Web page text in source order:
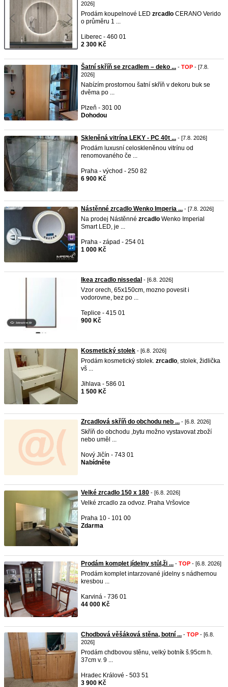
2026]
Prodám koupelnové LED zrcadlo CERANO Verido
o průměru 1 ...
Liberec - 460 01
2 300 Kč
Šatní skříň se zrcadlem – deko ... - TOP - [7.8.
2026]
Nabízím prostornou šatní skříň v dekoru buk se
dvěma po ...
Plzeň - 301 00
Dohodou
Skleněná vitrína LEKY - PC 40t ... - [7.8. 2026]
Prodám luxusní celoskleněnou vitrínu od
renomovaného če ...
Praha - východ - 250 82
6 900 Kč
Nástěnné zrcadlo Wenko Imperia ... - [7.8. 2026]
Na prodej Nástěnné zrcadlo Wenko Imperial
Smart LED, je ...
Praha - západ - 254 01
1 000 Kč
Ikea zrcadlo nissedal - [6.8. 2026]
Vzor orech, 65x150cm, mozno povesit i
vodorovne, bez po ...
Teplice - 415 01
900 Kč
Kosmetický stolek - [6.8. 2026]
Prodám kosmetický stolek. zrcadlo, stolek, židlička
vš ...
Jihlava - 586 01
1 500 Kč
Zrcadlová skříň do obchodu neb ... - [6.8. 2026]
Skříň do obchodu ,bytu možno vystavovat zboží
nebo uměl ...
Nový Jičín - 743 01
Nabídněte
Velké zrcadlo 150 x 180 - [6.8. 2026]
Velké zrcadlo za odvoz. Praha Vršovice
Praha 10 - 101 00
Zdarma
Prodám komplet jídelny stůl,ži ... - TOP - [6.8. 2026]
Prodám komplet intarzované jídelny s nádhernou
kresbou ...
Karviná - 736 01
44 000 Kč
Chodbová věšáková stěna, botní ... - TOP - [6.8.
2026]
Prodám chdbovou stěnu, velký botník š.95cm h.
37cm v. 9 ...
Hradec Králové - 503 51
3 900 Kč